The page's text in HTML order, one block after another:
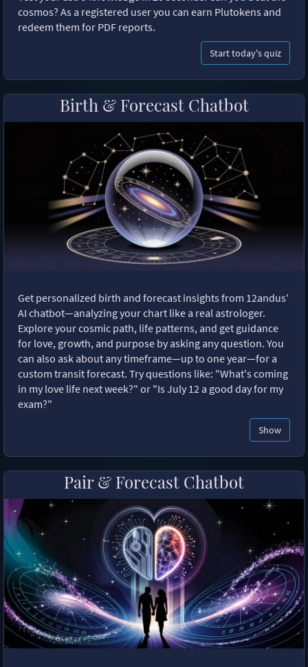
cosmos? As a registered user you can earn Plutokens and
redeem them for PDF reports.
Start today's quiz
Birth & Forecast Chatbot
Get personalized birth and forecast insights from 12andus'
AI chatbot—analyzing your chart like a real astrologer.
Explore your cosmic path, life patterns, and get guidance
for love, growth, and purpose by asking any question. You
can also ask about any timeframe—up to one year—for a
custom transit forecast. Try questions like: "What's coming
in my love life next week?" or "Is July 12 a good day for my
exam?"
Show
Pair & Forecast Chatbot